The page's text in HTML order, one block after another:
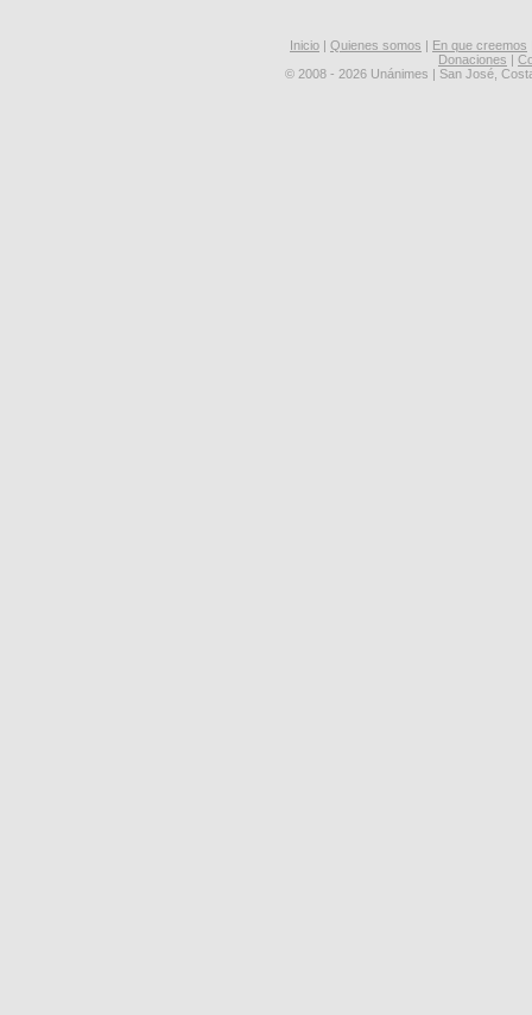
Inicio | Quienes somos | En que creemos
Donaciones |
© 2008 - 2026 Unánimes | San José,